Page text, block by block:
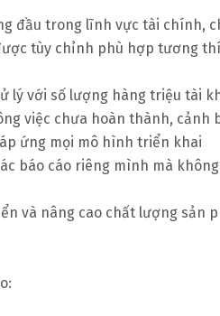
đầu trong lĩnh vực tài chính,
tùy chỉnh phù hợp tương
lý với số lượng hàng triệu tài
việc chưa hoàn thành,
ứng mọi mô hình triển khai
báo cáo riêng mình mà
và nâng cao chất lượng sản